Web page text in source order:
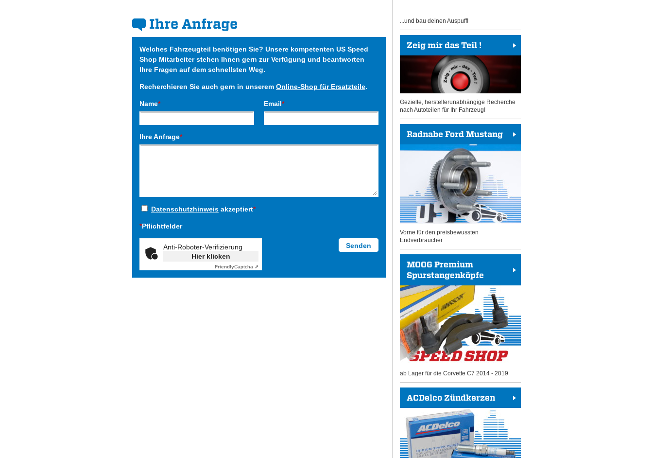
Ihre Anfrage
Welches Fahrzeugteil benötigen Sie? Unsere kompetenten US Speed
Shop Mitarbeiter stehen Ihnen gern zur Verfügung und beantworten
Ihre Fragen auf dem schnellsten Weg.
Recherchieren Sie auch gern in unserem Online-Shop für Ersatzteile.
Name* Email*
Ihre Anfrage*
Datenschutzhinweis akzeptiert*
*Pflichtfelder
Anti-Roboter-Verifizierung
Hier klicken
FriendlyCaptcha ⇗
...und bau deinen Auspuff!
Zeig mir das Teil !
Gezielte, herstellerunabhängige Recherche
nach Autoteilen für Ihr Fahrzeug!
Radnabe Ford Mustang
Vorne für den preisbewussten
Endverbraucher
MOOG Premium
Spurstangenköpfe
ab Lager für die Corvette C7 2014 - 2019
ACDelco Zündkerzen